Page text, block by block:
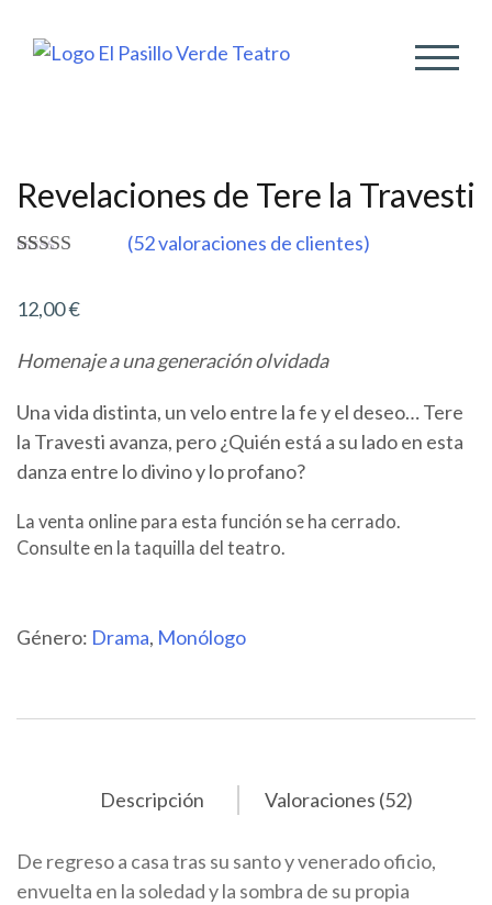
Revelaciones de Tere la Travesti
basado en
de clientes
(52valoraciones de clientes)
12,00€
Homenaje a una generación olvidada
Una vida distinta, un velo entre la fe y el deseo… Tere
la Travesti avanza, pero ¿Quién está a su lado en esta
danza entre lo divino y lo profano?
La venta online para esta función se ha cerrado.
Consulte en la taquilla del teatro.
Género: Drama, Monólogo
Descripción Valoraciones (52)
De regreso a casa tras su santo y venerado oficio,
envuelta en la soledad y la sombra de su propia